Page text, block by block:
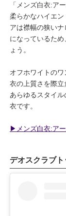
「メンズ白衣:ア
柔らかなハイエ
アは襟幅の狭い
になっているた
ょう。
オフホワイトの
衣の上質さを際立
あらゆるスタイ
衣です。
▶︎メンズ白衣:ア
デオスクラブト